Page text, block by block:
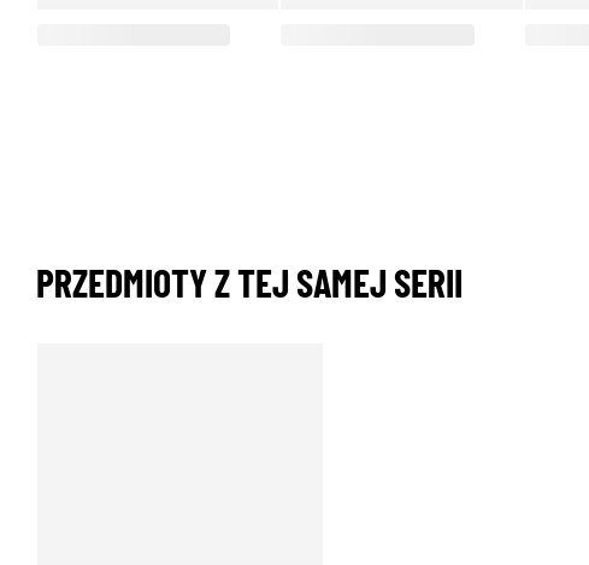
PRZEDMIOTY Z TEJ SAMEJ SERII